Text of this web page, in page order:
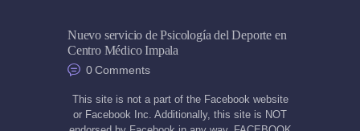
Nuevo servicio de Psicología del Deporte en
Centro Médico Impala
0 Comments
This site is not a part of the Facebook website
or Facebook Inc. Additionally, this site is NOT